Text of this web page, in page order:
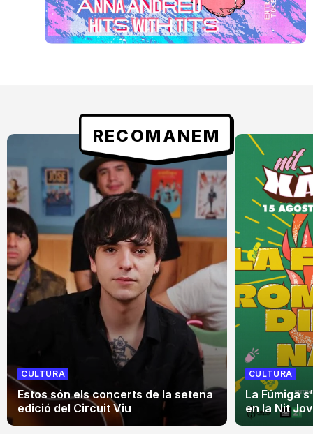
RECOMANEM
CULTURA
Estos són els concerts de la setena
edició del Circuit Viu
CULTURA
La Fúmiga
en la Nit